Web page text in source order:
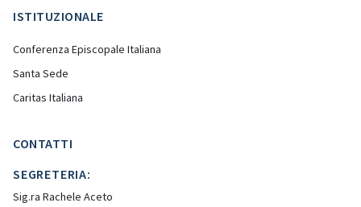
ISTITUZIONALE
Conferenza Episcopale Italiana
Santa Sede
Caritas Italiana
CONTATTI
SEGRETERIA:
Sig.ra Rachele Aceto